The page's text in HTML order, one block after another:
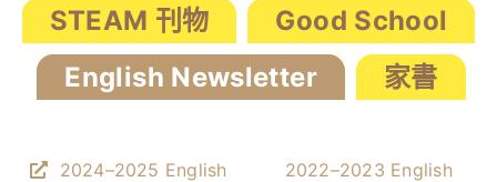
STEAM 刊物
Good School
English Newsletter
家書
2024–2025 English
2022–2023 English